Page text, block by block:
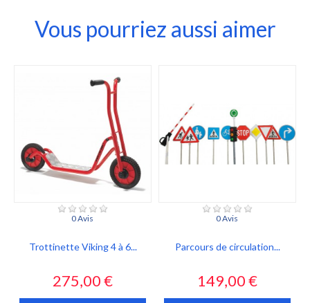
Vous pourriez aussi aimer
0 Avis
Trottinette Viking 4 à 6...
Prix
275,00 €
0 Avis
Parcours de circulation...
Prix
149,00 €